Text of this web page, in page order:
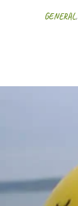
GENERAL,